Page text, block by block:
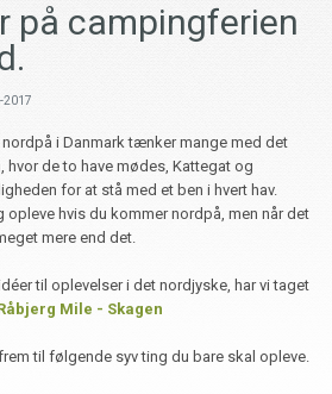
på campingferien
2017
i Danmark tænker mange med det
hvor de to have mødes, Kattegat og
for at stå med et ben i hvert hav.
opleve hvis du kommer nordpå, men når det
mere end det.
til oplevelser i det nordjyske, har vi taget
Mile - Skagen
til følgende syv ting du bare skal opleve.